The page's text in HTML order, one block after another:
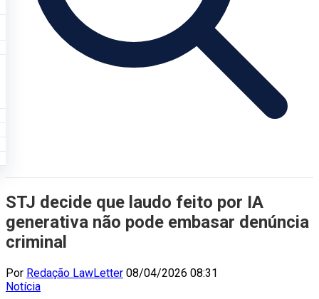
STJ decide que laudo feito por IA
generativa não pode embasar denúncia
criminal
Por Redação LawLetter 08/04/2026 08:31
Notícia